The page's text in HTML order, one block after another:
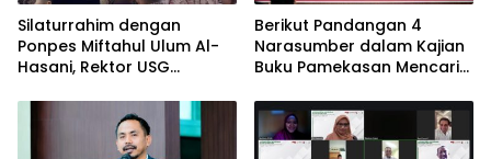
Silaturrahim dengan
Ponpes Miftahul Ulum Al-
Hasani, Rektor USG
Beasiswa
Berikut Pandangan 4
Narasumber dalam Kajian
Buku Pamekasan Mencari